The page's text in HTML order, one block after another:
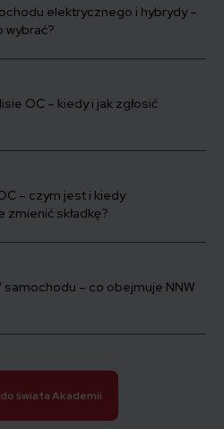
elektrycznego i hybrydy –
wybrać?
OC – kiedy i jak zgłosić
– czym jest i kiedy
składkę?
– co obejmuje NNW
świata Akademii